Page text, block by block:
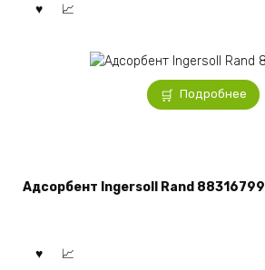
Подробнее
Адсорбент Ingersoll Rand 88316799